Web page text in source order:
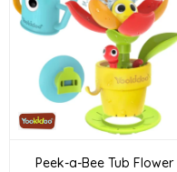
Peek-a-Bee Tub Flower